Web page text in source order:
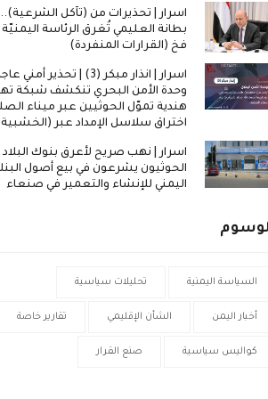
اسرار | تحذيرات من (تآكل الشرعية)..
بطانة العليمي تُغرق الرئاسة
فخ (القرارات المنفردة)
اسرار | انذار مبكر (3) | تحذير أمني
وحدة الأمن البحري تنكشف شبكة
هندية تموّل الحوثيين عبر ميناء
اختراق سلاسل الإمداد عبر
اسرار | نهب صريح لأعرق بنوك البلاد
الحوثيون يشرعون في بيع أصول
اليمني للإنشاء والتعمير في صنعاء
السياسة اليمنية تحليلات سياسية
أخبار اليمن الشأن الإقليمي تقارير خاصة
كواليس سياسية صنع القرار